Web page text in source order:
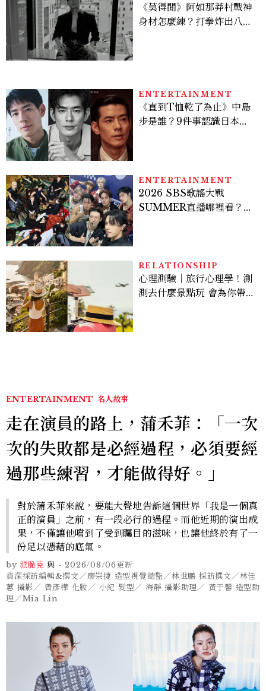
《莫得閒》阿如那莽村戰神
身材怎麼練？打拳炸出八塊
ENTERTAINMENT
《直到T恤乾了為止》中島
步是誰？9件事認識日本
ENTERTAINMENT
2026 SBS歌謠大戰
SUMMER直播哪裡看？
RELATIONSHIP
心理測驗｜旅行心理學！測
測去什麼景點玩 會為你帶來
ENTERTAINMENT 名人故事
走在演員的路上，蒲禾菲：「一次
次的失敗都是必經過程，必須要經
過那些練習，才能做得好。」
對於蒲禾菲來說，要能大聲地告訴這個世界「我是一個真
正的演員」之前，有一段必行的過程。而他近期的演出成
果，不僅讓他嚐到了受到矚目的滋味，也讓他終於有了一
份足以憑藉的底氣。
by 派脆克 與 -2026/08/06更新
資深採訪編輯&撰文／廖崇捷 造型視覺總監／林世鵬 採訪撰文／林佳
蕙 攝影／ 曾彥樺 化妝／ 小紀 髮型／ 海靜 攝影助理／ 黃于馨 造型助
理／Mia Lin